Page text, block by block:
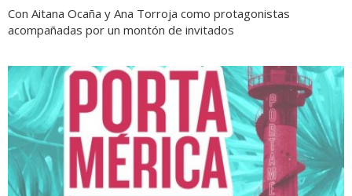
Con Aitana Ocaña y Ana Torroja como protagonistas
acompañadas por un montón de invitados